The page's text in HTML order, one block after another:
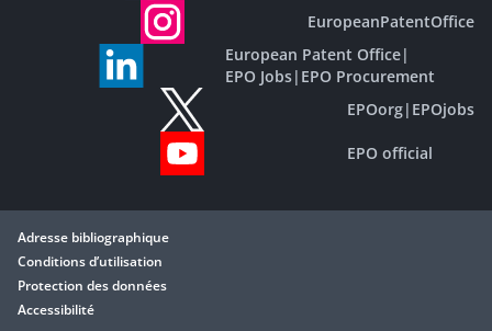
EuropeanPatentOffice
European Patent Office|
EPO Jobs| EPO Procurement
EPOorg| EPOjobs
EPO official
Adresse bibliographique
Conditions d’utilisation
Protection des données
Accessibilité